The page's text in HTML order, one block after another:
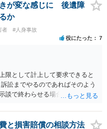
ために、適切な等級認定を受ける
のような、相談者が通院中の際か
から、適切な後遺障害等級認定を
金を獲得できた事案といえるでし
が変な感じに 後遺障
か
者 #人身事故
役にたった 7
限として計上して要求できると
訟までやるのであればそのよう
談で終わらせる場合には、そこ
てくるイメージなので頼むのも
でもそうかもしれませんし、交
と損害賠償の相談方法